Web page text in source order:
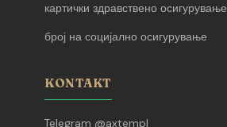
картички здравствено осигурување
број на социјално осигурување
KONTAKT
Telegram @axtempl